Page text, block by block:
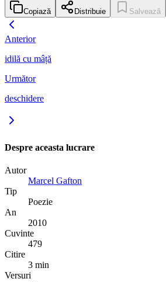
Copiază Distribuie Salvează
Anterior
idilă cu mâță
Următor
deschidere
Despre aceasta lucrare
Autor
Marcel Gafton
Tip
Poezie
An
2010
Cuvinte
479
Citire
3 min
Versuri